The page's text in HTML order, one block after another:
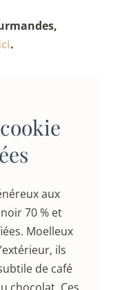
.
aux
70 % et
Moelleux
ils
de café